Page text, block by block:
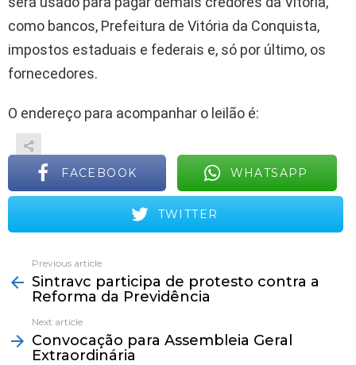
como bancos, Prefeitura de Vitória da Conquista,
impostos estaduais e federais e, só por último, os
fornecedores.
O endereço para acompanhar o leilão é:
FACEBOOK WHATSAPP
TWITTER
more
Previous article
Sintravc participa de protesto contra a
Reforma da Previdência
Next article
Convocação para Assembleia Geral
Extraordinária